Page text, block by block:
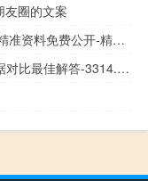
友圈的文案
2024新澳资料免费资料大全：2024澳门精准资料免费公开-精选解析解释-2219.ISO.362
2024新奥历史开奖记录APP##广泛的数据对比最佳解答-3314.DHA.198